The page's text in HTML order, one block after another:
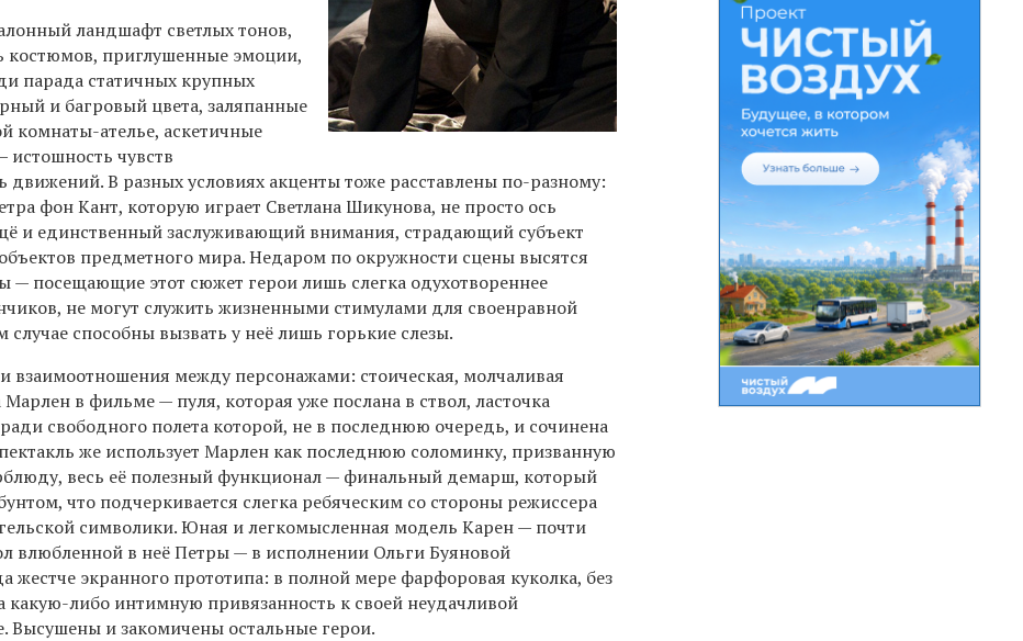
ландшафт светлых тонов,
костюмов, приглушенные эмоции,
парада статичных крупных
и багровый цвета, заляпанные
комнаты-ателье, аскетичные
чувств
движений. В разных условиях акценты тоже расставлены по-разному:
фон Кант, которую играет Светлана Шикунова, не просто ось
и единственный заслуживающий внимания, страдающий субъект
предметного мира. Недаром по окружности сцены высятся
— посещающие этот сюжет герои лишь слегка одухотвореннее
не могут служить жизненными стимулами для своенравной
случае способны вызвать у неё лишь горькие слезы.
взаимоотношения между персонажами: стоическая, молчаливая
в фильме — пуля, которая уже послана в ствол, ласточка
свободного полета которой, не в последнюю очередь, и сочинена
же использует Марлен как последнюю соломинку, призванную
весь её полезный функционал — финальный демарш, который
что подчеркивается слегка ребяческим со стороны режиссера
символики. Юная и легкомысленная модель Карен — почти
влюбленной в неё Петры — в исполнении Ольги Буяновой
жестче экранного прототипа: в полной мере фарфоровая куколка, без
какую-либо интимную привязанность к своей неудачливой
Высушены и закомичены остальные герои.